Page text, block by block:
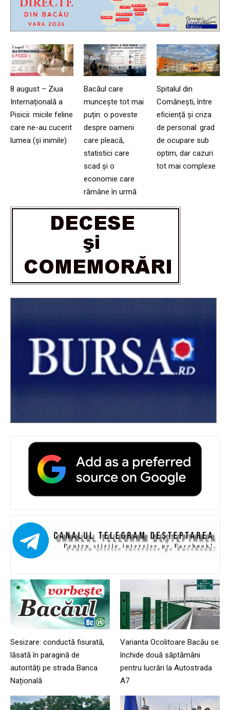
8 august – Ziua
Internațională a
Pisicii: micile feline
care ne-au cucerit
lumea (și inimile)
Bacăul care
muncește tot mai
puțin: o poveste
despre oameni
care pleacă,
statistici care
scad și o
economie care
rămâne în urmă
Spitalul din
Comănești, între
eficiență și criza
de personal: grad
de ocupare sub
optim, dar cazuri
tot mai complexe
Sesizare: conductă fisurată,
lăsată în paragină de
autorități pe strada Banca
Națională
Varianta Ocolitoare Bacău se
închide două săptămâni
pentru lucrări la Autostrada
A7